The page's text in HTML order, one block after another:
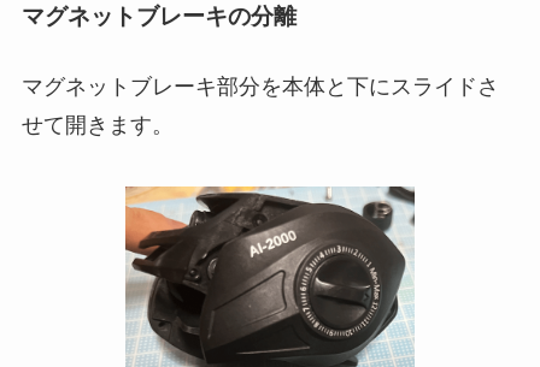
マグネットブレーキの分離
マグネットブレーキ部分を本体と下にスライドさ
せて開きます。